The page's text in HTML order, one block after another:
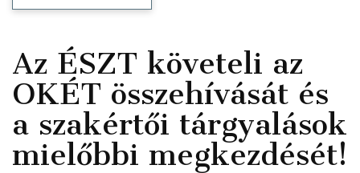
Az ÉSZT követeli az
OKÉT összehívását és
a szakértői tárgyalások
mielőbbi megkezdését!